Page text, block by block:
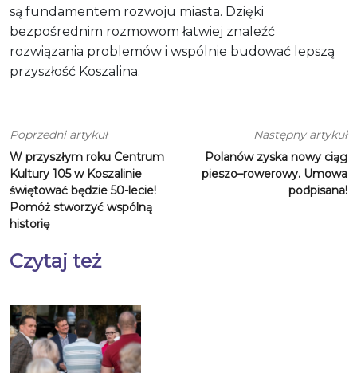
są fundamentem rozwoju miasta. Dzięki
bezpośrednim rozmowom łatwiej znaleźć
rozwiązania problemów i wspólnie budować lepszą
przyszłość Koszalina.
Poprzedni artykuł
W przyszłym roku Centrum
Kultury 105 w Koszalinie
świętować będzie 50-lecie!
Pomóż stworzyć wspólną
historię
Następny artykuł
Polanów zyska nowy ciąg
pieszo–rowerowy. Umowa
podpisana!
Czytaj też